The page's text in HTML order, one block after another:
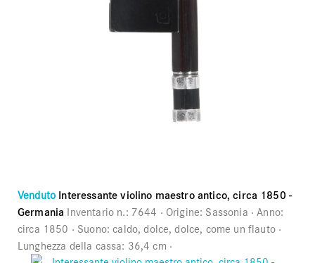
Venduto Interessante violino maestro antico, circa 1850 -
Germania Inventario n.: 7644 Origine: Sassonia
Anno:
circa 1850
Suono:caldo, dolce, dolce, come un flauto
Lunghezza della cassa: 36,4 cm